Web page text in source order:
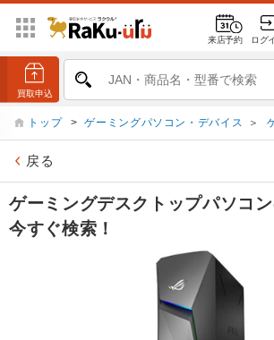
来店予約 ログ
トップ > ゲーミングパソコン・デバイス ＞
戻る
ゲーミングデスクトップパソコ
今すぐ検索！